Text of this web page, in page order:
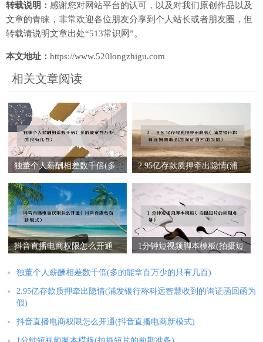
转载说明： 感谢您对网站平台的认可，以及对我们原创作品以及
文章的青睐，非常欢迎各位朋友分享到个人站长或者朋友圈，但
转载请说明文章出处“513常识网”。
本文地址： https://www.520longzhigu.com
相关文章阅读
独董个人薪酬相差数千倍(多
2.95亿存款质押牵出隐情(浦
证函回函为假)
抖音直播电商权限怎么开通
1分钟短视频脚本模板(拍摄短
独董个人薪酬相差数千倍(多的能拿百万少的只有几百)
2.95亿存款质押牵出隐情(浦发银行称科远智慧收到的询证函回函为
假)
抖音直播电商权限怎么开通(抖音直播电商新模式)